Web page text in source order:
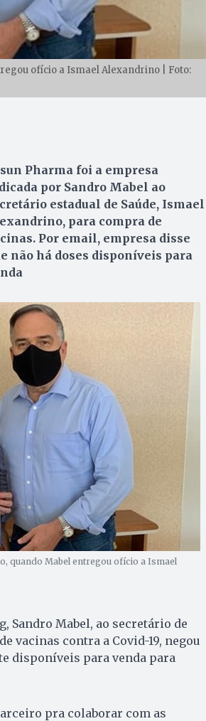
ofício a Ismael Alexandrino | Foto:
Pharma foi a empresa
por Sandro Mabel ao
estadual de Saúde, Ismael
para compra de
Por email, empresa disse
não há doses disponíveis para
quando Mabel entregou ofício a Ismael
Sandro Mabel, ao secretário de
vacinas contra a Covid-19, negou
disponíveis para venda para
pra colaborar com as